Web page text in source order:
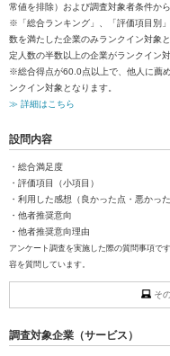
常値を排除）および調査対象者条件か
※「総合ランキング」、「評価項目別
数を満たした企業のみランクイン対象
定人数の半数以上の企業がランクイン対
※総合得点が60.0点以上で、他人に薦
ンクイン対象となります。
≫ 詳細はこちら
設問内容
・総合満足度
・評価項目（小項目）
・利用した感想（良かった点・悪かった
・他者推奨意向
・他者推奨意向理由
アンケート調査を実施した際の質問事項で
容を質問しています。
そ
調査対象企業（サービス）